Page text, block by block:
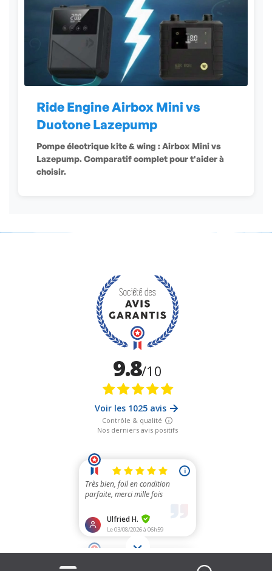
Ride Engine Airbox Mini vs
Duotone Lazepump
Pompe électrique kite & wing : Airbox Mini vs
Lazepump. Comparatif complet pour t'aider à
choisir.